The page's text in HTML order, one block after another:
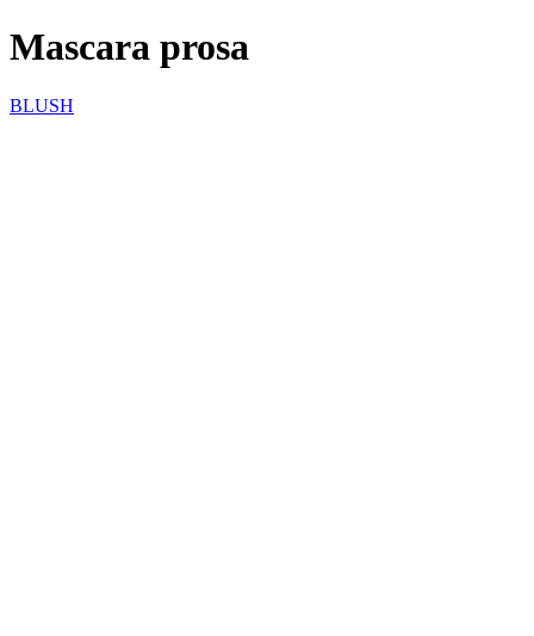
Mascara prosa
BLUSH